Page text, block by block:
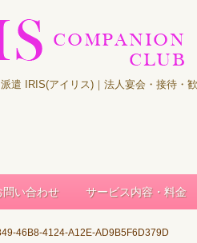
遣 IRIS(アイリス)｜法人宴会・接待・
問い合わせ サービス内容・料金
46B8-4124-A12E-AD9B5F6D379D